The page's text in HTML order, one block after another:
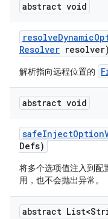
abstract void
resolveDynamic
Resolver resolver)
解析指向远程位置的
abstract void
safeInjectOption
Defs)
将多个选项值注入到配
用，也不会抛出异常。
abstract